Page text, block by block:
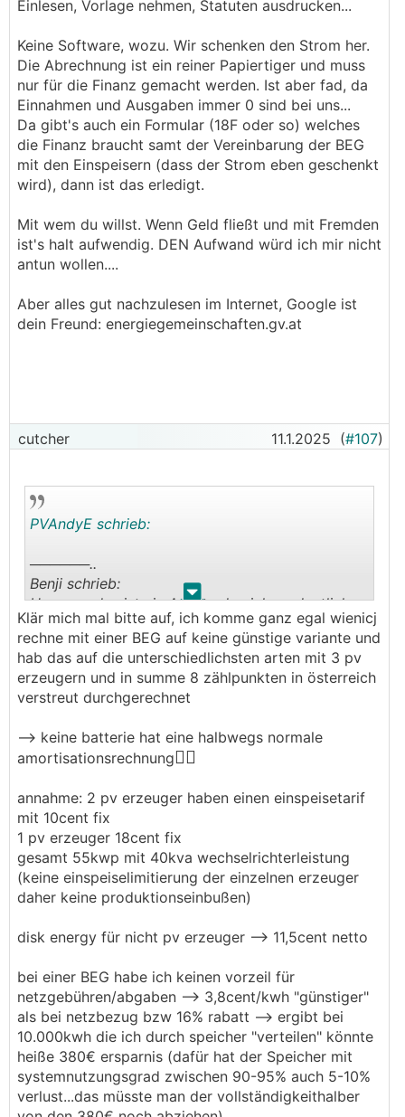
Dann die Frage mit wem gründe ich die EEG?
jetzt noch mindestens ein Dutzend davon, ich
seh schon, mit 4h geht sich das nicht aus. Wo
fängt man hier am besten zu lesen an, Tipps?
Einlesen, Vorlage nehmen, Statuten ausdrucken...
Keine Software, wozu. Wir schenken den Strom her.
Die Abrechnung ist ein reiner Papiertiger und muss
nur für die Finanz gemacht werden. Ist aber fad, da
Einnahmen und Ausgaben immer 0 sind bei uns...
Da gibt's auch ein Formular (18F oder so) welches
die Finanz braucht samt der Vereinbarung der BEG
mit den Einspeisern (dass der Strom eben geschenkt
wird), dann ist das erledigt.
Mit wem du willst. Wenn Geld fließt und mit Fremden
ist's halt aufwendig. DEN Aufwand würd ich mir nicht
antun wollen....
Aber alles gut nachzulesen im Internet, Google ist
dein Freund: energiegemeinschaften.gv.at
cutcher 11.1.2025 (#107)
. .
PVAndyE schrieb:
──────..
Benji schrieb:
Hmmm... das ist ein Ansatz den ich so deutlich
noch gar nicht am Radar hatte... das hat jetzt
aber wenig bis nichts mit deiner BEG zu tun,
oder?
───────────────
Aber ich habe mit meiner BEG gelernt, die
zu rechnen, als im klassischen "Ein Haus mit
eigener PV Anlage" Modell, daß meistens noch in
den Köpfen herumgeistert.
Klär mich mal bitte auf, ich komme ganz egal wienicj
rechne mit einer BEG auf keine günstige variante und
hab das auf die unterschiedlichsten arten mit 3 pv
erzeugern und in summe 8 zählpunkten in österreich
verstreut durchgerechnet
--> keine batterie hat eine halbwegs normale
amortisationsrechnung🤷‍♀️
annahme: 2 pv erzeuger haben einen einspeisetarif
mit 10cent fix
1 pv erzeuger 18cent fix
gesamt 55kwp mit 40kva wechselrichterleistung
(keine einspeiselimitierung der einzelnen erzeuger
daher keine produktionseinbußen)
disk energy für nicht pv erzeuger --> 11,5cent netto
bei einer BEG habe ich keinen vorzeil für
netzgebühren/abgaben --> 3,8cent/kwh "günstiger"
als bei netzbezug bzw 16% rabatt --> ergibt bei
10.000kwh die ich durch speicher "verteilen" könnte
heiße 380€ ersparnis (dafür hat der Speicher mit
systemnutzungsgrad zwischen 90-95% auch 5-10%
verlust...das müsste man der vollständigkeithalber